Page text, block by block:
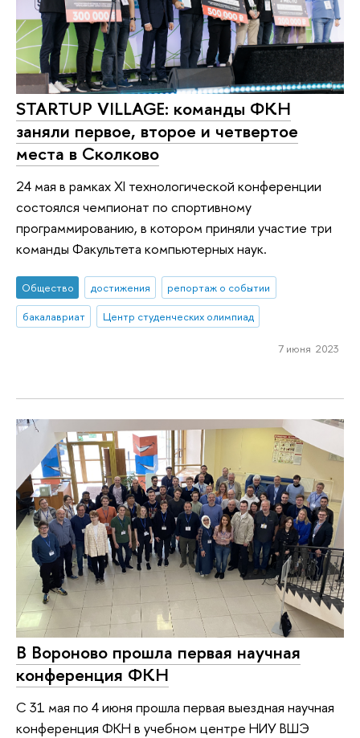
STARTUP VILLAGE: команды ФКН
заняли первое, второе и четвертое
места в Сколково
24 мая в рамках XI технологической конференции
состоялся чемпионат по спортивному
программированию, в котором приняли участие три
команды Факультета компьютерных наук.
Общество достижения
репортаж о событии
бакалавриат
Центр студенческих олимпиад
7 июня 2023
В Вороново прошла первая научная
конференция ФКН
С 31 мая по 4 июня прошла первая выездная научная
конференция ФКН в учебном центре НИУ ВШЭ